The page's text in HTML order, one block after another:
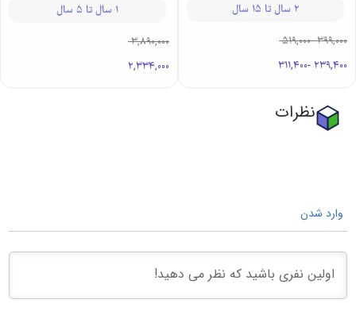
2 سال تا 15 سال
399,000
-
519,000
239,400
-
311,400
1 سال تا 5 سال
3,890,000
2,334,000
نظرات
وارد شدن